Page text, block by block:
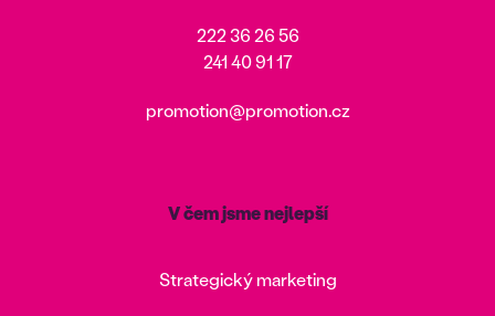
222 36 26 56
241 40 91 17
promotion@promotion.cz
V čem jsme nejlepší
Strategický marketing